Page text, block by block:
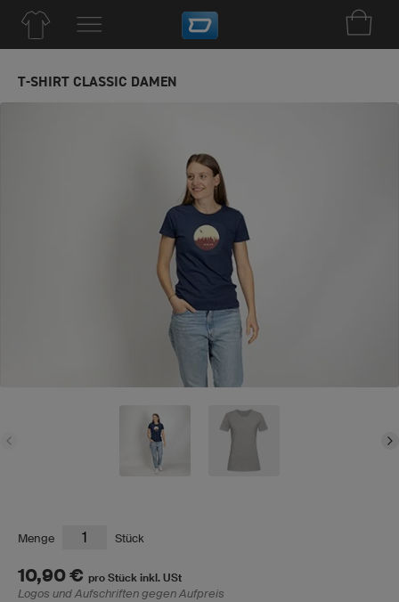
T-SHIRT CLASSIC DAMEN
Menge Stück
10,90 € pro Stück inkl. USt
Logos und Aufschriften gegen Aufpreis